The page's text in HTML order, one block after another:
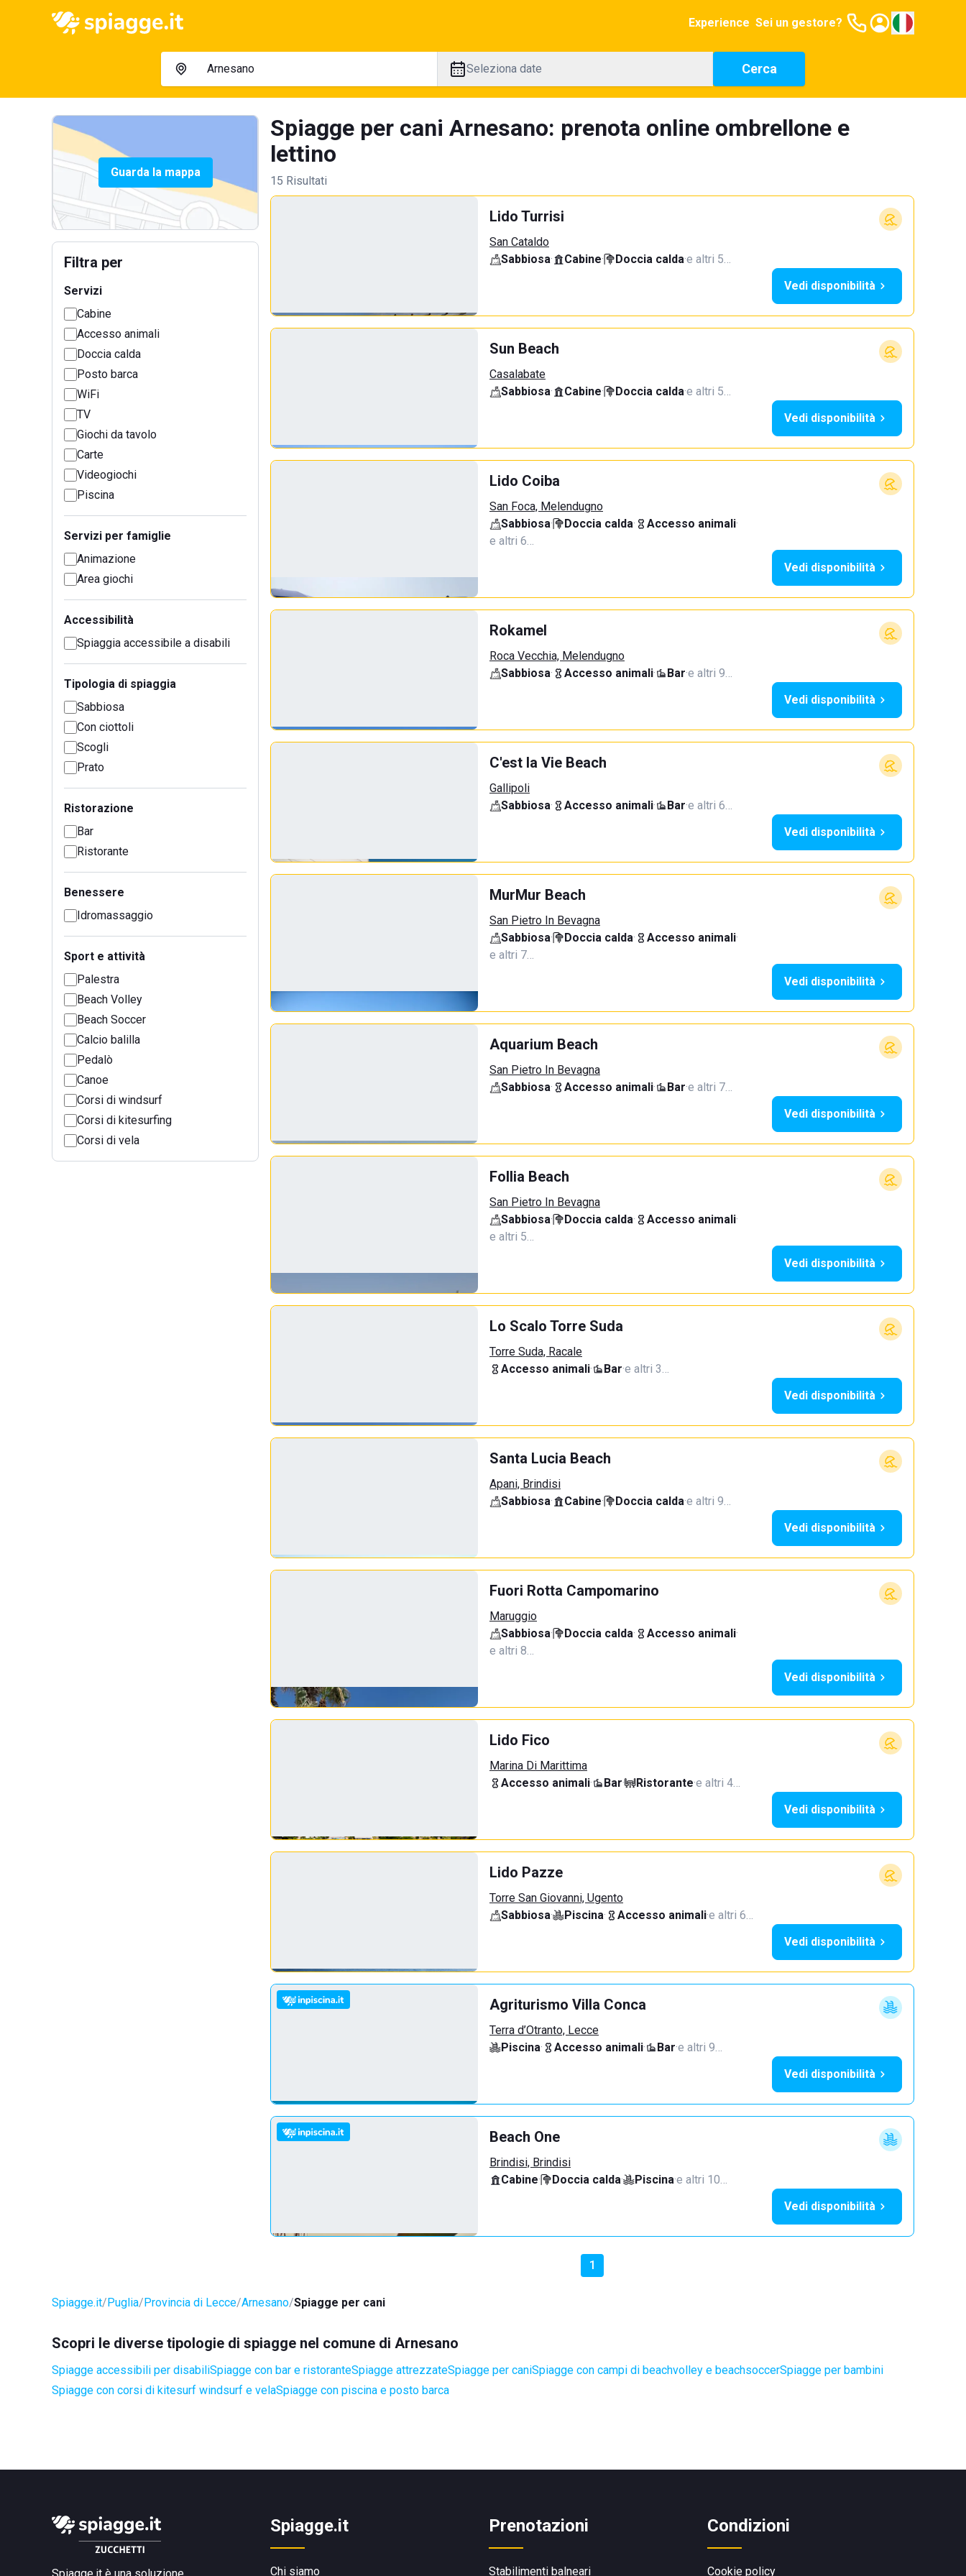
Experience Sei un gestore?
Seleziona date Cerca
Guarda la mappa
Filtra per
Servizi
Cabine
Accesso animali
Doccia calda
Posto barca
WiFi
TV
Giochi da tavolo
Carte
Videogiochi
Piscina
Servizi per famiglie
Animazione
Area giochi
Accessibilità
Spiaggia accessibile a disabili
Tipologia di spiaggia
Sabbiosa
Con ciottoli
Scogli
Prato
Ristorazione
Bar
Ristorante
Benessere
Idromassaggio
Sport e attività
Palestra
Beach Volley
Beach Soccer
Calcio balilla
Pedalò
Canoe
Corsi di windsurf
Corsi di kitesurfing
Corsi di vela
Spiagge per cani Arnesano: prenota online ombrellone e
lettino
15 Risultati
Lido Turrisi
San Cataldo
Sabbiosa· Cabine· Doccia calda·e altri 5…
Vedi disponibilità
Sun Beach
Casalabate
Sabbiosa· Cabine· Doccia calda·e altri 5…
Vedi disponibilità
Lido Coiba
San Foca, Melendugno
Sabbiosa· Doccia calda· Accesso animali·
e altri 6…
Vedi disponibilità
Rokamel
Roca Vecchia, Melendugno
Sabbiosa· Accesso animali· Bar·e altri 9…
Vedi disponibilità
C'est la Vie Beach
Gallipoli
Sabbiosa· Accesso animali· Bar·e altri 6…
Vedi disponibilità
MurMur Beach
San Pietro In Bevagna
Sabbiosa· Doccia calda· Accesso animali·
e altri 7…
Vedi disponibilità
Aquarium Beach
San Pietro In Bevagna
Sabbiosa· Accesso animali· Bar·e altri 7…
Vedi disponibilità
Follia Beach
San Pietro In Bevagna
Sabbiosa· Doccia calda· Accesso animali·
e altri 5…
Vedi disponibilità
Lo Scalo Torre Suda
Torre Suda, Racale
Accesso animali· Bar·e altri 3…
Vedi disponibilità
Santa Lucia Beach
Apani, Brindisi
Sabbiosa· Cabine· Doccia calda·e altri 9…
Vedi disponibilità
Fuori Rotta Campomarino
Maruggio
Sabbiosa· Doccia calda· Accesso animali·
e altri 8…
Vedi disponibilità
Lido Fico
Marina Di Marittima
Accesso animali· Bar· Ristorante·e altri 4…
Vedi disponibilità
Lido Pazze
Torre San Giovanni, Ugento
Sabbiosa· Piscina· Accesso animali·e altri 6…
Vedi disponibilità
Agriturismo Villa Conca
Terra d’Otranto, Lecce
Piscina· Accesso animali· Bar·e altri 9…
Vedi disponibilità
Beach One
Brindisi, Brindisi
Cabine· Doccia calda· Piscina·e altri 10…
Vedi disponibilità
1
Spiagge.it Puglia Provincia di Lecce Arnesano Spiagge per cani
Scopri le diverse tipologie di spiagge nel comune di Arnesano
Spiagge accessibili per disabiliSpiagge con bar e ristoranteSpiagge attrezzateSpiagge per caniSpiagge con campi di beachvolley e beachsoccerSpiagge per bambini
Spiagge con corsi di kitesurf windsurf e velaSpiagge con piscina e posto barca
Spiagge.it
Chi siamo
Prenotazioni
Stabilimenti balneari
Condizioni
Cookie policy